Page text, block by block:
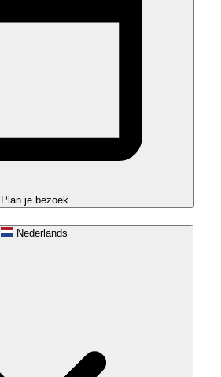
Plan je bezoek
Nederlands